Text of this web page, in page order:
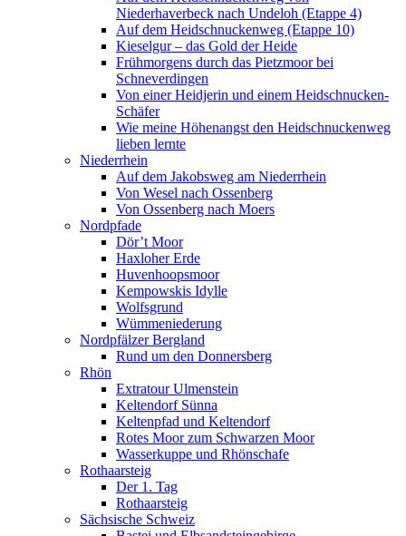
Niederhaverbeck nach Undeloh (Etappe 4)
Auf dem Heidschnuckenweg (Etappe 10)
Kieselgur – das Gold der Heide
Frühmorgens durch das Pietzmoor bei
Schneverdingen
Von einer Heidjerin und einem Heidschnucken-
Schäfer
Wie meine Höhenangst den Heidschnuckenweg
lieben lernte
Niederrhein
Auf dem Jakobsweg am Niederrhein
Von Wesel nach Ossenberg
Von Ossenberg nach Moers
Nordpfade
Dör’t Moor
Haxloher Erde
Huvenhoopsmoor
Kempowskis Idylle
Wolfsgrund
Wümmeniederung
Nordpfälzer Bergland
Rund um den Donnersberg
Rhön
Extratour Ulmenstein
Keltendorf Sünna
Keltenpfad und Keltendorf
Rotes Moor zum Schwarzen Moor
Wasserkuppe und Rhönschafe
Rothaarsteig
Der 1. Tag
Rothaarsteig
Sächsische Schweiz